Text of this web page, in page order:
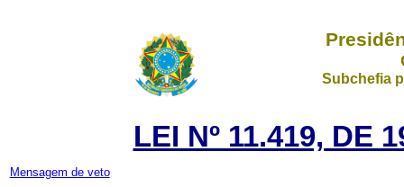
Subchefia
LEI Nº 11.419, DE
Mensagem de veto